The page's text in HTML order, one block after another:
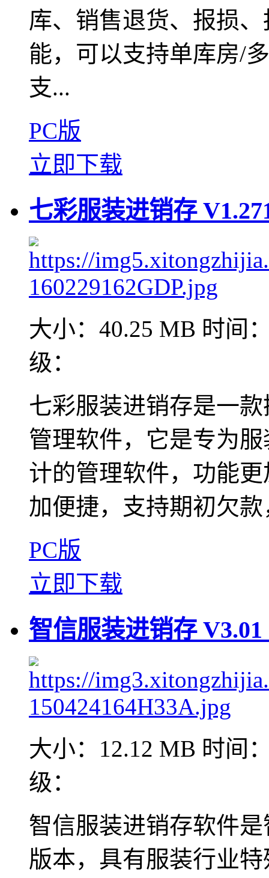
库、销售退货、报损
能，可以支持单库房/
支...
PC版
立即下载
七彩服装进销存
大小：40.25 MB 时间
级：
七彩服装进销存是一
管理软件，它是专为
计的管理软件，功能
加便捷，支持期初欠
PC版
立即下载
智信服装进销存
大小：12.12 MB 时间
级：
智信服装进销存软件
版本，具有服装行业